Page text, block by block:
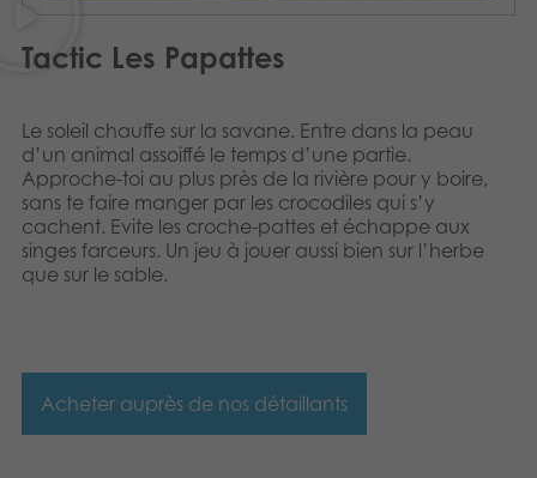
Tactic Les Papattes
Le soleil chauffe sur la savane. Entre dans la peau
d’un animal assoiffé le temps d’une partie.
Approche-toi au plus près de la rivière pour y boire,
sans te faire manger par les crocodiles qui s’y
cachent. Evite les croche-pattes et échappe aux
singes farceurs. Un jeu à jouer aussi bien sur l’herbe
que sur le sable.
Acheter auprès de nos détaillants